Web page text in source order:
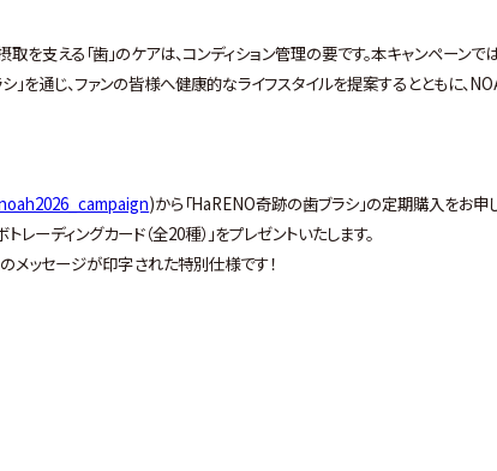
支える「歯」のケアは、コンディション管理の要です。本キャンペーンで
を通じ、ファンの皆様へ健康的なライフスタイルを提案するとともに、
)から「HaRENO奇跡の歯ブラシ」の定期購入をお申
ーディングカード（全20種）」をプレゼントいたします。
メッセージが印字された特別仕様です！